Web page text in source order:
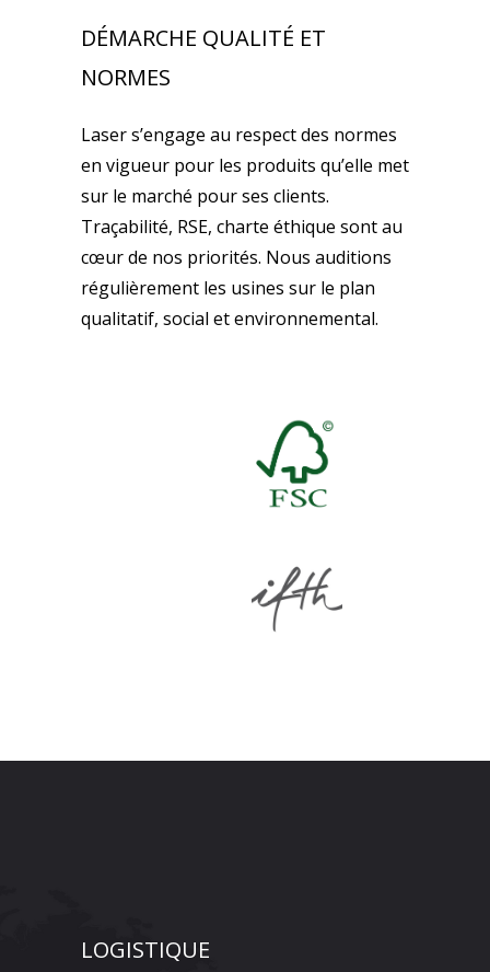
DÉMARCHE QUALITÉ ET
NORMES
Laser s’engage au respect des normes
en vigueur pour les produits qu’elle met
sur le marché pour ses clients.
Traçabilité, RSE, charte éthique sont au
cœur de nos priorités. Nous auditions
régulièrement les usines sur le plan
qualitatif, social et environnemental.
LOGISTIQUE